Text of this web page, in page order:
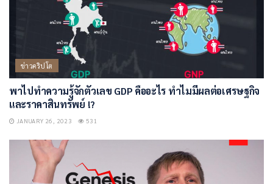
ข่าวคริปโต
พาไปทำความรู้จักตัวเลข GDP คืออะไร ทำไมมีผลต่อเศรษฐกิจ
และราคาสินทรัพย์ !?
JANUARY 26, 2023 531